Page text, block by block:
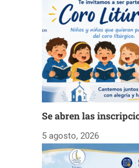
Se abren las
5 agosto, 2026